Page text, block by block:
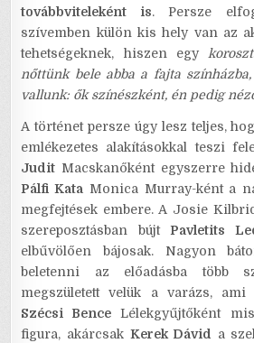
továbbviteleként is. Persze
szívemben külön kis hely van az
tehetségeknek, hiszen egy
nőttünk bele abba a fajta
vallunk: ők színészként, én pedig
A történet persze úgy lesz teljes,
emlékezetes alakításokkal teszi
Judit Macskanőként egyszerre
Pálfi Kata Monica Murray-ként a
megfejtések embere. A Josie
szereposztásban bújtPavletits
elbűvölően bájosak. Nagyon
beletenni az előadásba több
megszületett velük a varázs,
Szécsi Bence Lélekgyűjtőként
figura, akárcsak Kerek Dávid a